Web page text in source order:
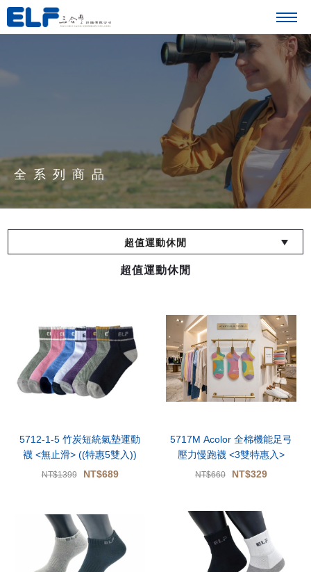
全系列商品
超值運動休閒
超值運動休閒
5712-1-5 竹炭短統氣墊運動
襪 <無止滑> ((特惠5雙入))
NT$1399 NT$689
5717M Acolor 全棉機能足弓
壓力慢跑襪 <3雙特惠入>
NT$660 NT$329